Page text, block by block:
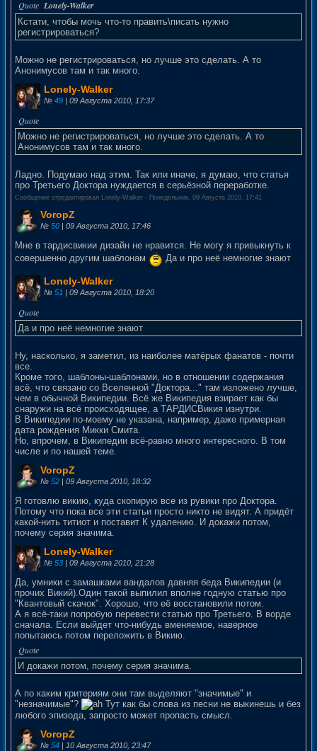
Кстати, чтобы мочь что-то править\писать нужно
регистрироваться?
Можно не регистрироваться, но лучше это сделать. А то
Анонимусов там и так много.
Lonely-Walker
№ 49 | 09 Августа 2010, 17:37
Можно не регистрироваться, но лучше это сделать. А то
Анонимусов там и так много.
Ладно. Подумаю над этим. Так или иначе, я думаю, что статья
про Третьего Доктора нуждается в серьёзной переработке.
Сообщение отредактировал Lonely-Walker - Понедельник, 09 Августа 2010, 17:41
VoropZ
№ 50| 09 Августа 2010, 17:46
Мне в тардисвикии дизайн не нравится. Не могу я привыкнуть к
совершенно другим шаблонам
Да и про неё немногие знают
Lonely-Walker
№ 51 | 09 Августа 2010, 18:20
Да и про неё немногие знают
Ну, насколько, я заметил, из наиболее матёрых фанатов - почти
все.
Кроме того, шаблоны-шаблонами, но в отношении содержания
всё, что связано со Вселенной "Доктора..." там изложено лучше,
чем в обычной Википедии. Всё же Википедия взирает как бы
снаружи на всё происходящее, а ТАРДИСВикия изнутри.
В Википедии по-моему не указана, например, даже примерная
дата рождения Микки Смита.
Но, впрочем, в Википедии всё-равно много интересного. В том
числе и по нашей теме.
VoropZ
№ 52| 09 Августа 2010, 18:32
Я готовлю викию, куда скопирую все из рувики про Доктора.
Потому что пока все эти статьи просто никто не видят. А придёт
какой-нить титиот и поставит К удалению. И докажи потом,
почему серия значима.
Lonely-Walker
№ 53 | 09 Августа 2010, 21:28
Да, умники с замашками вандалов давняя беда Википедии (и
прочих Викий).Один такой выпилил вполне годную статью про
"Квантовый скачок". Хорошо, что её восстановили потом.
А я всё-таки попробую перевести статью про Третьего. В ворде
сначала. Если выйдет что-нибудь вменяемое, наверное
попытаюсь потом переложить в Викию.
И докажи потом, почему серия значима.
А по каким критериям они там выделяют "значимые" и
"незначимые"?
Тут как бы слова из песни не выкинешь и без
любого эпизода, запросто может пропасть смысл.
VoropZ
№ 54| 10 Августа 2010, 23:47